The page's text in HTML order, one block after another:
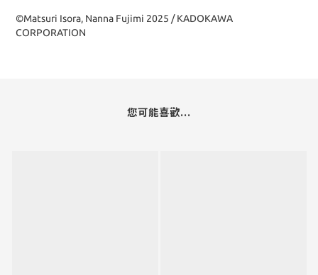
©Matsuri Isora, Nanna Fujimi 2025 / KADOKAWA
CORPORATION
您可能喜歡...